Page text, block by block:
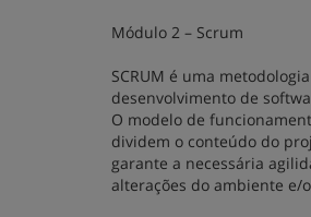
Módulo 2 – Scrum
SCRUM é uma
desenvolvimento de
O modelo de
dividem o conteúdo do
garante a necessária
alterações do ambiente e/